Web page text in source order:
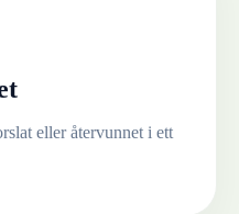
eller återvunnet i ett